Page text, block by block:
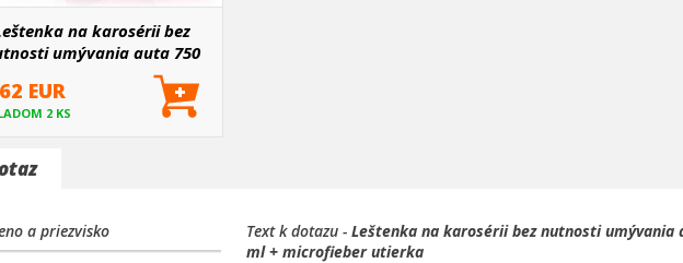
na karosérii bez
umývania auta 750
+ microfieber utierka
EUR
2 KS
a priezvisko Text k dotazu - Leštenka na karosérii bez nutnosti umývania
ml + microfieber utierka